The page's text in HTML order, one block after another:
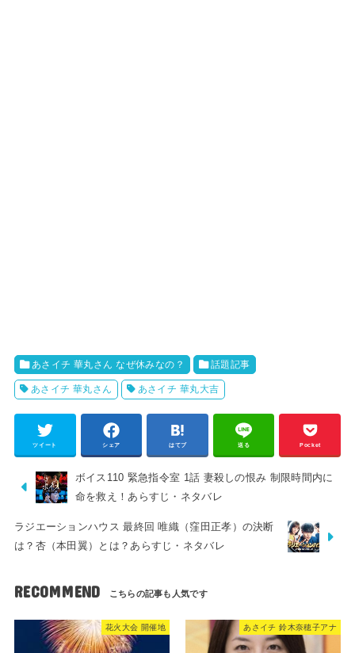
あさイチ 華丸さん なぜ休みなの？ 話題記事
あさイチ 華丸さん あさイチ 華丸大吉
ツイート シェア はてブ 送る Pocket
ボイス110 緊急指令室 1話 妻殺しの恨み 制限時間内に
命を救え！あらすじ・ネタバレ
ラジエーションハウス 最終回 唯織（窪田正孝）の決断
は？杏（本田翼）とは？あらすじ・ネタバレ
RECOMMEND
花火大会 開催地 あさイチ 鈴木奈穂子アナ